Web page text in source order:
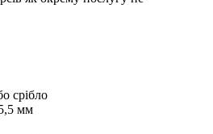
срібло
мм